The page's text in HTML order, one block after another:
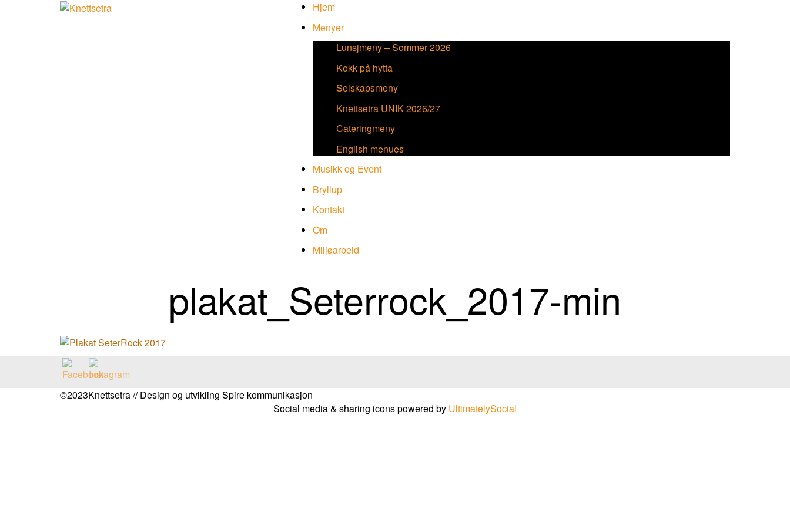
Hjem
Menyer
Lunsjmeny – Sommer 2026
Kokk på hytta
Selskapsmeny
Knettsetra UNIK 2026/27
Cateringmeny
English menues
Musikk og Event
Bryllup
Kontakt
Om
Miljøarbeid
plakat_Seterrock_2017-min
©2023Knettsetra // Design og utvikling Spire kommunikasjon
Social media & sharing icons powered by UltimatelySocial